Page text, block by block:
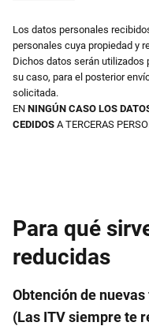
Los datos personales
personales cuya propiedad y
Dichos datos serán utilizados
su caso, para el posterior
solicitada.
EN NINGÚN CASO LOS
CEDIDOS A TERCERAS
Para qué
reducidas
Obtención de
(Las ITV siempre te